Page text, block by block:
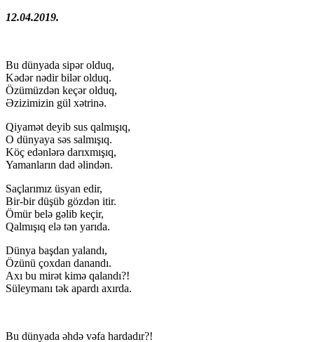
12.04.2019.
Bu dünyada sipər olduq,
Kədər nədir bilər olduq.
Özümüzdən keçər olduq,
Əzizimizin gül xətrinə.
Qiyamət deyib sus qalmışıq,
O dünyaya səs salmışıq.
Köç edənlərə darıxmışıq,
Yamanların dad əlindən.
Saçlarımız üsyan edir,
Bir-bir düşüb gözdən itir.
Ömür belə gəlib keçir,
Qalmışıq elə tən yarıda.
Dünya başdan yalandı,
Özünü çoxdan danandı.
Axı bu mirət kimə qalandı?!
Süleymanı tək apardı axırda.
Bu dünyada əhdə vəfa hardadır?!